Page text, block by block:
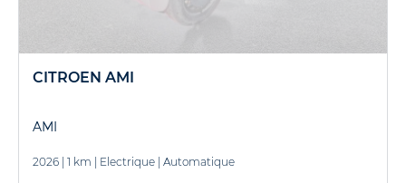
CITROEN AMI
AMI
2026 1 km Electrique Automatique